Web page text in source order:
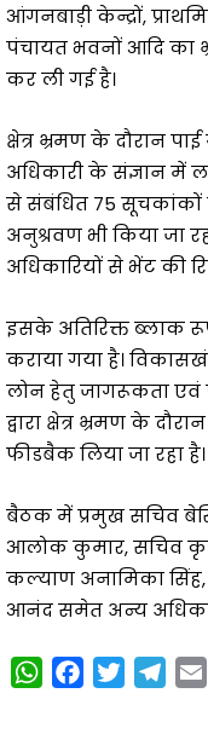
आंगनबाड़ी केन्द्रों,
पंचायत भवनों आदि का
कर ली गई है।
क्षेत्र भ्रमण के दौरान
अधिकारी के संज्ञान में
से संबंधित 75 सूचकांकों
अनुश्रवण भी किया जा
अधिकारियों से भेंट की
इसके अतिरिक्त ब्लाक
कराया गया है।
लोन हेतु जागरूकता एवं
द्वारा क्षेत्र भ्रमण के
फीडबैक लिया जा रहा है।
बैठक में प्रमुख सचिव
आलोक कुमार, सचिव
कल्याण अनामिका
आनंद समेत अन्य
W